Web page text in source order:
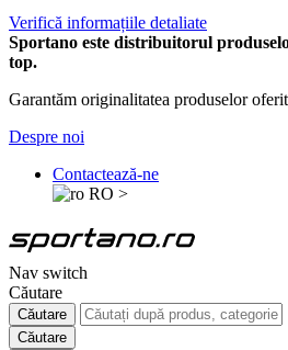
Verifică informațiile detaliate
Sportano este distribuitorul
top.
Garantăm originalitatea produselor
Despre noi
Contactează-ne
RO >
Nav switch
Căutare
Căutare
Căutare